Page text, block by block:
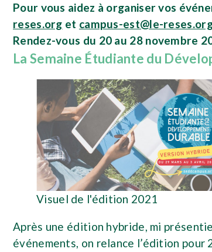
Pour vous aidez à organiser vos
reses.org et campus-est@le-
Rendez-vous du 20 au 28 novembre
La Semaine Étudiante du
Visuel de l'édition 2021
Après une édition hybride, mi
événements, on relance l’édition